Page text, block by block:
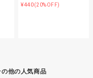
¥440(20%OFF)
の他の人気商品